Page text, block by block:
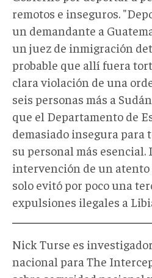
remotos e inseguros.
un demandante a
un juez de inmigración
probable que allí fuera
clara violación de una
seis personas más a
que el Departamento de
demasiado insegura para
su personal más esencial.
intervención de un
solo evitó por poco una
expulsiones ilegales a
Nick Turse es
nacional para The